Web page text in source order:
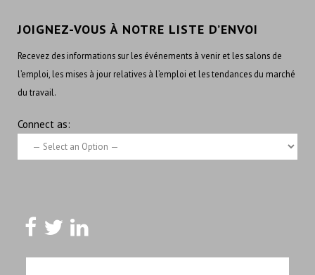
JOIGNEZ-VOUS À NOTRE LISTE D’ENVOI
Recevez des informations sur les événements à venir et les salons de
l’emploi, les mises à jour relatives à l’emploi et les tendances du marché
du travail.
Connect as: